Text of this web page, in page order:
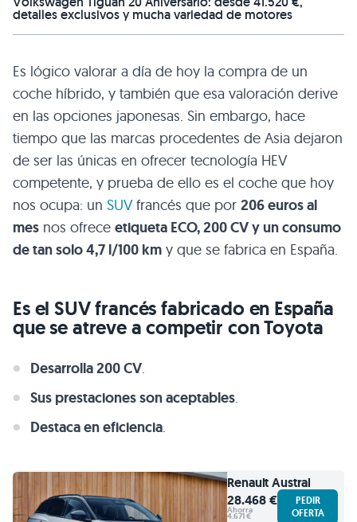
detalles exclusivos y mucha variedad de motores
Es lógico valorar a día de hoy la compra de un
coche híbrido, y también que esa valoración derive
en las opciones japonesas. Sin embargo, hace
tiempo que las marcas procedentes de Asia dejaron
de ser las únicas en ofrecer tecnología HEV
competente, y prueba de ello es el coche que hoy
nos ocupa: un SUVfrancés que por 206 euros al
mes nos ofrece etiqueta ECO, 200 CV y un consumo
de tan solo 4,7 l/100 km y que se fabrica en España.
Es el SUV francés fabricado en España
que se atreve a competir con Toyota
Desarrolla 200 CV.
Sus prestaciones son aceptables.
Destaca en eficiencia.
RenaultAustral
28.468 €
Ahorra
4.671 €
PEDIR
OFERTA